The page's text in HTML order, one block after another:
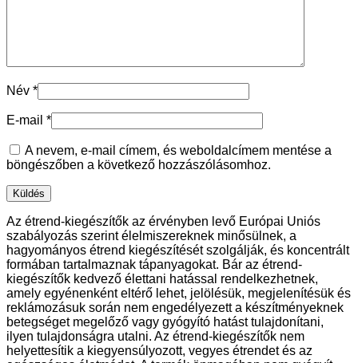
Név *
E-mail *
A nevem, e-mail címem, és weboldalcímem mentése a
böngészőben a következő hozzászólásomhoz.
Az étrend-kiegészítők az érvényben levő Európai Uniós
szabályozás szerint élelmiszereknek minősülnek, a
hagyományos étrend kiegészítését szolgálják, és koncentrált
formában tartalmaznak tápanyagokat. Bár az étrend-
kiegészítők kedvező élettani hatással rendelkezhetnek,
amely egyénenként eltérő lehet, jelölésük, megjelenítésük és
reklámozásuk során nem engedélyezett a készítményeknek
betegséget megelőző vagy gyógyító hatást tulajdonítani,
ilyen tulajdonságra utalni. Az étrend-kiegészítők nem
helyettesítik a kiegyensúlyozott, vegyes étrendet és az